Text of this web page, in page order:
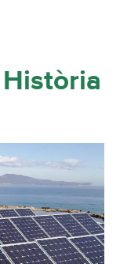
Història